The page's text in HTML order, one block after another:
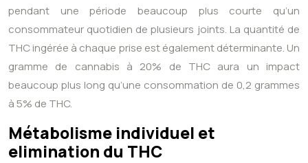
pendant une période beaucoup plus courte qu’un
consommateur quotidien de plusieurs joints. La quantité de
THC ingérée à chaque prise est également déterminante. Un
gramme de cannabis à 20% de THC aura un impact
beaucoup plus long qu’une consommation de 0,2 grammes
à 5% de THC.
Métabolisme individuel et
elimination du THC